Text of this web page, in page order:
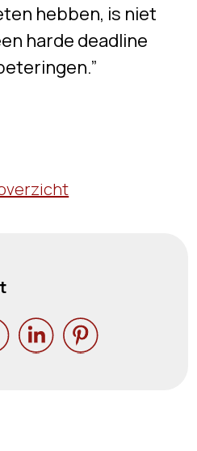
hebben, is niet
harde deadline
 